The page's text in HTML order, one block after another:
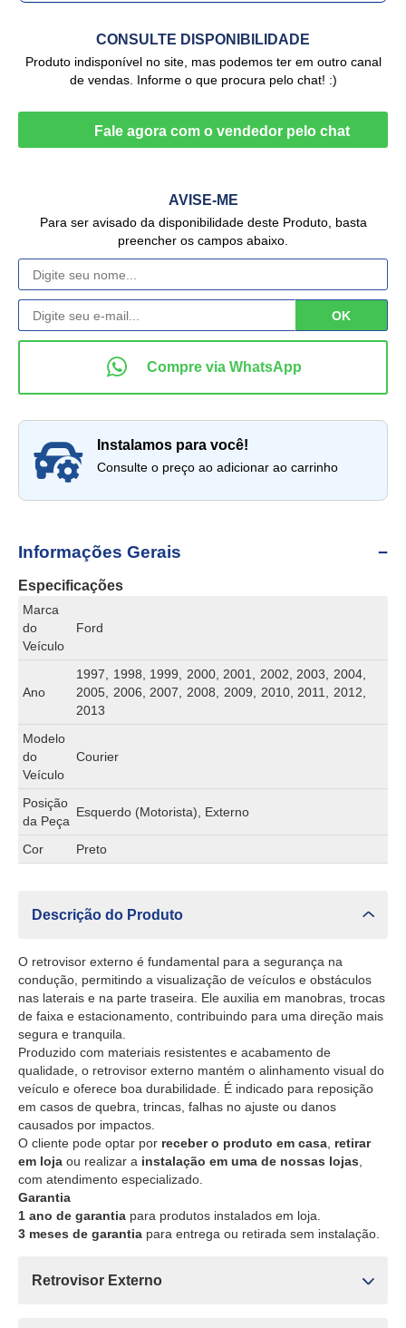
CONSULTE DISPONIBILIDADE
Produto indisponível no site, mas podemos ter em outro canal
de vendas. Informe o que procura pelo chat! :)
AVISE-ME
Para ser avisado da disponibilidade deste Produto, basta
preencher os campos abaixo.
instalamos para você!
Consulte o preço ao adicionar ao carrinho
Informações Gerais
Especificações
Marca
do
Veículo
Ford
Ano
1997, 1998, 1999, 2000, 2001, 2002, 2003, 2004,
2005, 2006, 2007, 2008, 2009, 2010, 2011, 2012,
2013
Modelo
do
Veículo
Courier
Posição
da Peça
Esquerdo (Motorista), Externo
Cor Preto
Descrição do Produto
O retrovisor externo é fundamental para a segurança na
condução, permitindo a visualização de veículos e obstáculos
nas laterais e na parte traseira. Ele auxilia em manobras, trocas
de faixa e estacionamento, contribuindo para uma direção mais
segura e tranquila.
Produzido com materiais resistentes e acabamento de
qualidade, o retrovisor externo mantém o alinhamento visual do
veículo e oferece boa durabilidade. É indicado para reposição
em casos de quebra, trincas, falhas no ajuste ou danos
causados por impactos.
O cliente pode optar por receber o produto em casa retirar
em loja ou realizar a instalação em uma de nossas lojas
com atendimento especializado.
Garantia
1 ano de garantia para produtos instalados em loja.
3 meses de garantia para entrega ou retirada sem instalação.
Retrovisor Externo